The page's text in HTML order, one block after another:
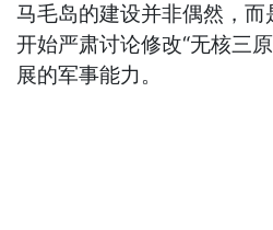
马毛岛的建设并非偶然，
开始严肃讨论修改“无核三
展的军事能力。